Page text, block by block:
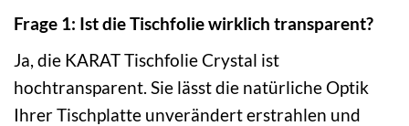
Frage 1: Ist die Tischfolie wirklich transparent?
Ja, die KARAT Tischfolie Crystal ist
hochtransparent. Sie lässt die natürliche Optik
Ihrer Tischplatte unverändert erstrahlen und